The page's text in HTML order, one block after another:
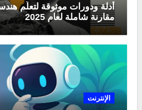
أدلة ودورات موثوقة لتعلّم
مقارنة شاملة لعام 2025
الإنترنت